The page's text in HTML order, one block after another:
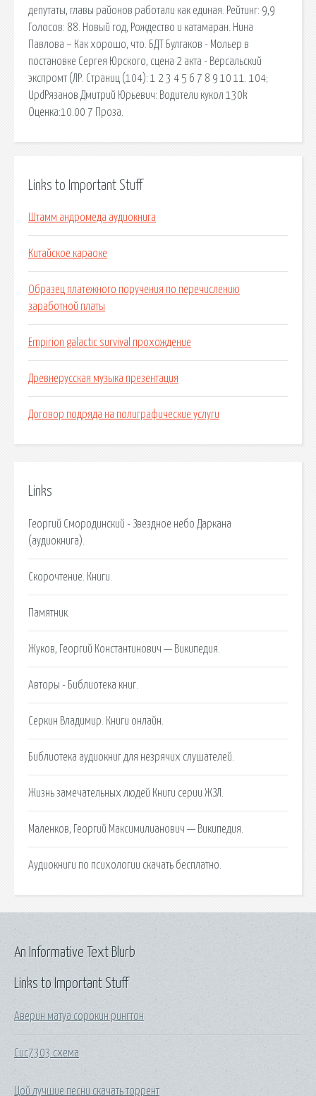
депутаты, главы районов работали как единая. Рейтинг: 9,9
Голосов: 88. Новый год, Рождество и катамаран. Нина
Павлова – Как хорошо, что. БДТ Булгаков - Мольер в
постановке Сергея Юрского, сцена 2 акта - Версальский
экспромт (ЛР. Страниц (104): 1 2 3 4 5 6 7 8 9 10 11. 104;
UpdРязанов Дмитрий Юрьевич: Водители кукол 130k
Оценка:10.00 7 Проза.
Links to Important Stuff
Штамм андромеда аудиокнига
Китайское караоке
Образец платежного поручения по перечислению
заработной платы
Empirion galactic survival прохождение
Древнерусская музыка презентация
Договор подряда на полиграфические услуги
Links
Георгий Смородинский - Звездное небо Даркана
(аудиокнига).
Скорочтение. Книги.
Памятник.
Жуков, Георгий Константинович — Википедия.
Авторы - Библиотека книг.
Серкин Владимир. Книги онлайн.
Библиотека аудиокниг для незрячих слушателей.
Жизнь замечательных людей Книги серии ЖЗЛ.
Маленков, Георгий Максимилианович — Википедия.
Аудиокниги по психологии скачать бесплатно.
Links to Important Stuff
Аверин матуа сорокин рингтон
Cuc7303 схема
Цой лучшие песни скачать торрент
An Informative Text Blurb